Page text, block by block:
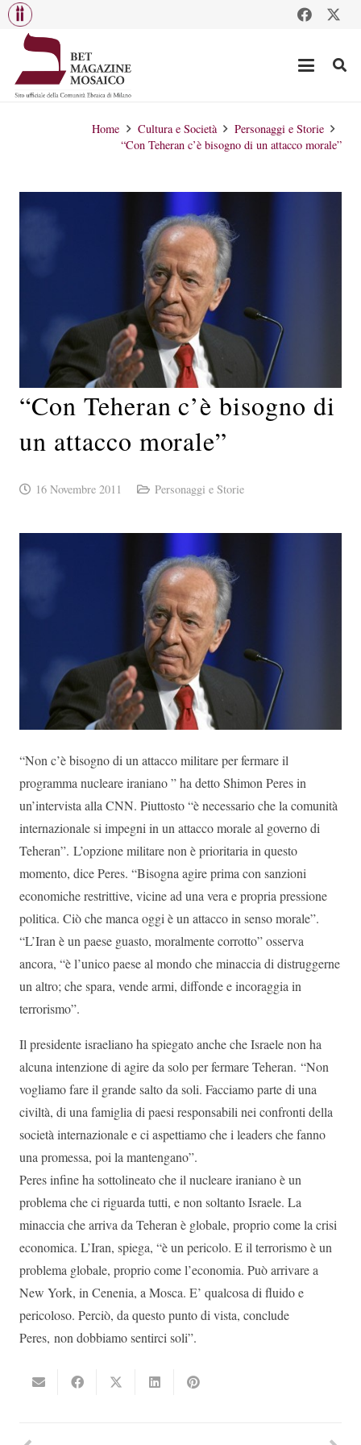
Home Cultura e Società
Personaggi e Storie
“Con Teheran c’è bisogno di un attacco morale”
“Con Teheran c’è bisogno di
un attacco morale”
16 Novembre 2011 Personaggi e Storie
“Non c’è bisogno di un attacco militare per fermare il
programma nucleare iraniano ” ha detto Shimon Peres in
un’intervista alla CNN. Piuttosto “è necessario che la comunità
internazionale si impegni in un attacco morale al governo di
Teheran”. L’opzione militare non è prioritaria in questo
momento, dice Peres. “Bisogna agire prima con sanzioni
economiche restrittive, vicine ad una vera e propria pressione
politica. Ciò che manca oggi è un attacco in senso morale”.
“L’Iran è un paese guasto, moralmente corrotto” osserva
ancora, “è l’unico paese al mondo che minaccia di distruggerne
un altro; che spara, vende armi, diffonde e incoraggia in
terrorismo”.
Il presidente israeliano ha spiegato anche che Israele non ha
alcuna intenzione di agire da solo per fermare Teheran. “Non
vogliamo fare il grande salto da soli. Facciamo parte di una
civiltà, di una famiglia di paesi responsabili nei confronti della
società internazionale e ci aspettiamo che i leaders che fanno
una promessa, poi la mantengano”.
Peres infine ha sottolineato che il nucleare iraniano è un
problema che ci riguarda tutti, e non soltanto Israele. La
minaccia che arriva da Teheran è globale, proprio come la crisi
economica. L’Iran, spiega, “è un pericolo. E il terrorismo è un
problema globale, proprio come l’economia. Può arrivare a
New York, in Cenenia, a Mosca. E’ qualcosa di fluido e
pericoloso. Perciò, da questo punto di vista, conclude
Peres, non dobbiamo sentirci soli”.